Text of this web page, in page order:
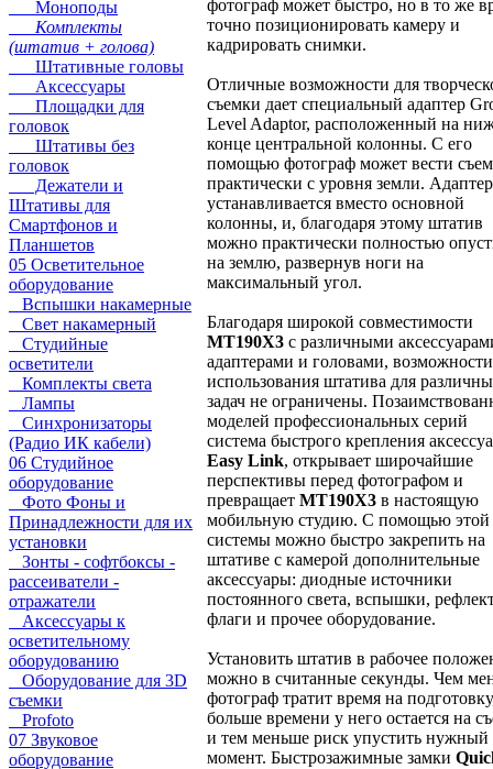
Моноподы
Комплекты
(штатив + голова)
Штативные головы
Аксессуары
Площадки для
головок
Штативы без
головок
Дежатели и
Штативы для
Смартфонов и
Планшетов
05 Осветительное
оборудование
Вспышки накамерные
Свет накамерный
Студийные
осветители
Комплекты света
Лампы
Синхронизаторы
(Радио ИК кабели)
06 Студийное
оборудование
Фото Фоны и
Принадлежности для их
установки
Зонты - софтбоксы -
рассеиватели -
отражатели
Аксессуары к
осветительному
оборудованию
Оборудование для 3D
съемки
Profoto
07 Звуковое
оборудование
фотограф может быстро, но в то же
точно позиционировать камеру и
кадрировать снимки.
Отличные возможности для
съемки дает специальный адаптер
Level Adaptor, расположенный на
конце центральной колонны. С его
помощью фотограф может вести
практически с уровня земли. Адаптер
устанавливается вместо основной
колонны, и, благодаря этому штатив
можно практически полностью
на землю, развернув ноги на
максимальный угол.
Благодаря широкой совместимости
MT190X3 с различными
адаптерами и головами, возможности
использования штатива для
задач не ограничены.
моделей профессиональных серий
система быстрого крепления
Easy Link, открывает широчайшие
перспективы перед фотографом и
превращает MT190X3 в настоящую
мобильную студию. С помощью этой
системы можно быстро закрепить на
штативе с камерой дополнительные
аксессуары: диодные источники
постоянного света, вспышки,
флаги и прочее оборудование.
Установить штатив в рабочее
можно в считанные секунды. Чем
фотограф тратит время на
больше времени у него остается на
и тем меньше риск упустить нужный
момент. Быстрозажимные замки